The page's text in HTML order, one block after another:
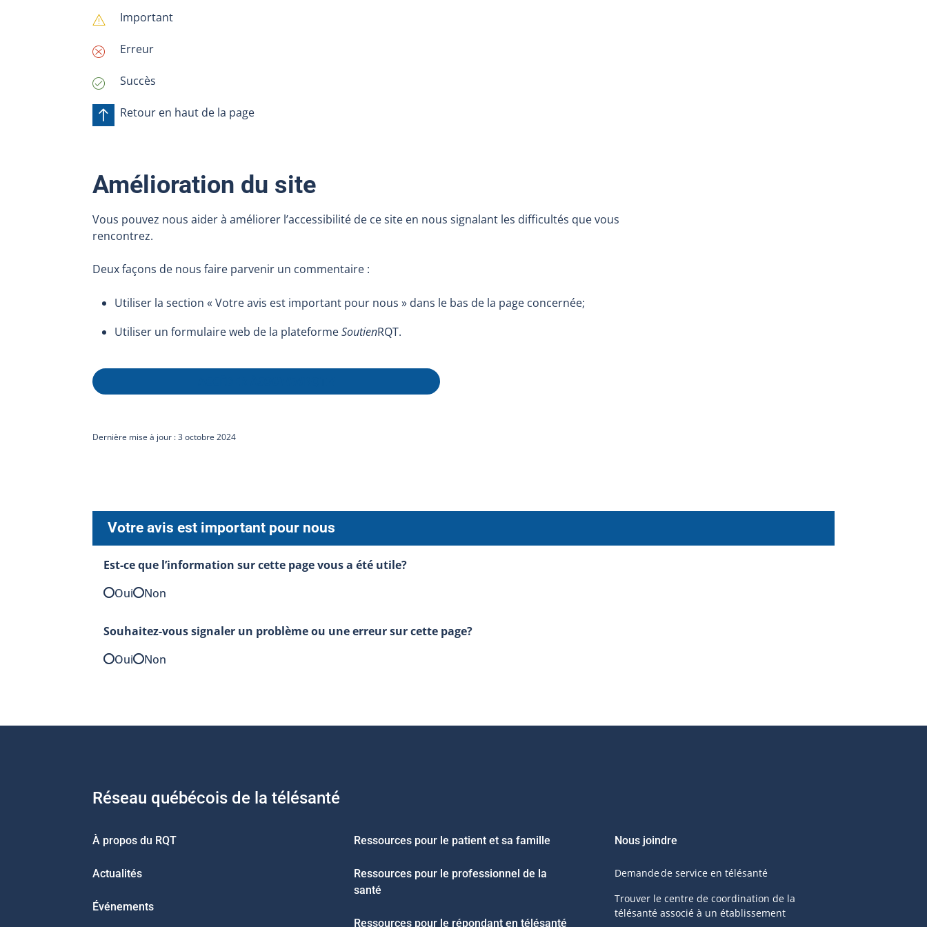
warning Important
cross-circle Erreur
checkmark-circle Succès
arrow-up Retour en haut de la page
Amélioration du site
Vous pouvez nous aider à améliorer l’accessibilité de ce site en nous signalant les difficultés que vous
rencontrez.
Deux façons de nous faire parvenir un commentaire :
Utiliser la section « Votre avis est important pour nous » dans le bas de la page concernée;
Utiliser un formulaire web de la plateformeSoutienRQT.
Dernière mise à jour : 3 octobre 2024
Votre avis est important pour nous
Est-ce que l’information sur cette page vous a été utile?
Oui
Non
Souhaitez-vous signaler un problème ou une erreur sur cette page?
Oui
Non
Réseau québécois de la télésanté
À propos du RQT
Actualités
Événements
Ressources pour le patient et sa famille
Ressources pour le professionnel de la
santé
Ressources pour le répondant en télésanté
Nous joindre
Demande de service en télésanté
Trouver le centre de coordination de la
télésanté associé à un établissement